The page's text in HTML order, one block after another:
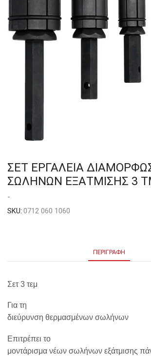
ΣΕΤ ΕΡΓΑΛΕΙΑ
ΣΩΛΗΝΩΝ ΕΞΑΤΜΙΣΗΣ 3
-
SKU: 0712 060 1060
ΠΕΡΙΓΡΑΦΉ
Σετ 3 τεμ
Για τη
διεύρυνση θερμασμένων σωλήνων
Επιτρέπει το
μοντάρισμα νέων σωλήνων εξάτμισης